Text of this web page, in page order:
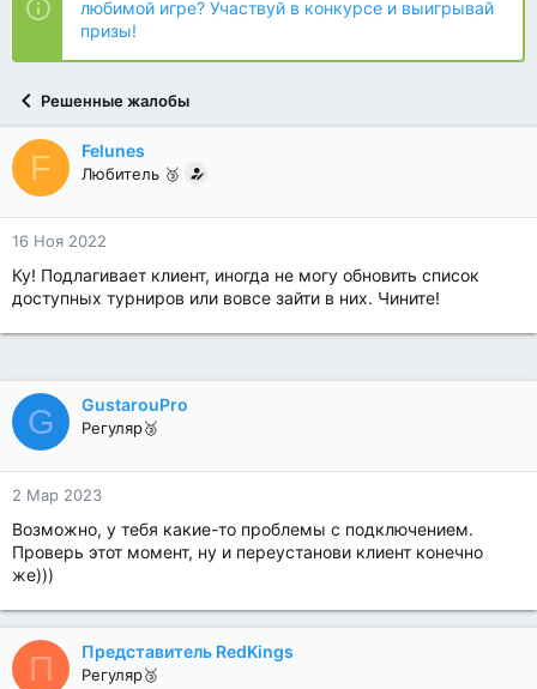
а
любимой игре? Участвуй в конкурсе и выигрывай
призы!
Решенные жалобы
F Felunes
Любитель 🥉
16 Ноя 2022
Ку! Подлагивает клиент, иногда не могу обновить список
доступных турниров или вовсе зайти в них. Чините!
G GustarouPro
Регуляр🥉
2 Мар 2023
Возможно, у тебя какие-то проблемы с подключением.
Проверь этот момент, ну и переустанови клиент конечно
же)))
П Представитель RedKings
Регуляр🥉